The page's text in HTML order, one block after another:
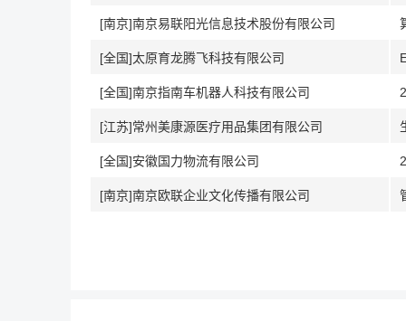
[南京]南京易联阳光信息技术股份有限公司
[全国]太原育龙腾飞科技有限公司
[全国]南京指南车机器人科技有限公司
[江苏]常州美康源医疗用品集团有限公司
[全国]安徽国力物流有限公司
[南京]南京欧联企业文化传播有限公司